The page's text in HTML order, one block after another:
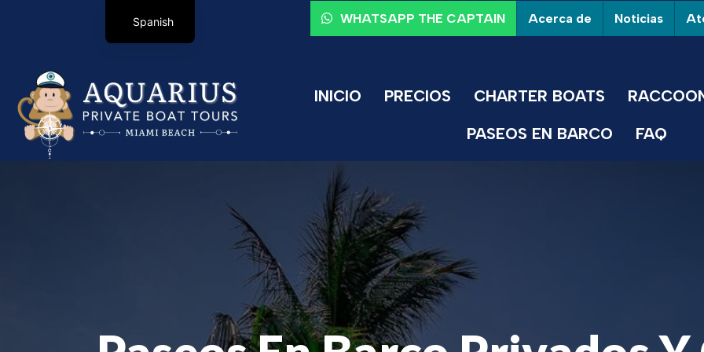
WHATSAPP THE CAPTAIN Acerca de Noticias
INICIO PRECIOS CHARTER BOATS
PASEOS EN BARCO
FAQ
Spanish